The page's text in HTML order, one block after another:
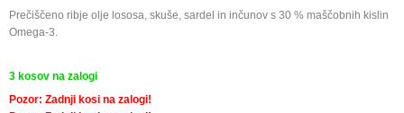
Prečiščeno ribje olje lososa, skuše, sardel in inčunov s 30 % maščobnih kislin
Omega-3.
3 kosov na zalogi
Pozor: Zadnji kosi na zalogi!